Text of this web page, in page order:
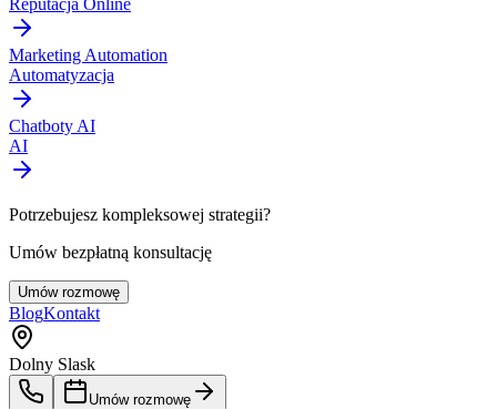
Reputacja Online
Marketing Automation
Automatyzacja
Chatboty AI
AI
Potrzebujesz kompleksowej strategii?
Umów bezpłatną konsultację
Umów rozmowę
BlogKontakt
Dolny Slask
Umów rozmowę